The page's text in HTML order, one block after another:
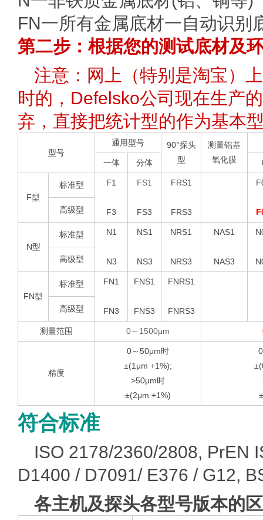
FN一所有金属底材一自动识别
第二步：根据您的测试底材及
注意：网上（特别是淘宝）
时的，Defelsko公司现在生产
弃，直接把统计型的作为基本
型号
通用型号
90°探头
型
测量铝基
氧化膜
一体 分体
F型
标准型 F1
F3
FS1
FS3
FRS1
FRS3
高级型
N型
标准型 N1
N3
NS1
NS3
NRS1
NRS3
NAS1
NAS3
高级型
FN型
标准型 FN1
FN3
FNS1
FNS3
FNRS1
FNRS3
高级型
测量范围 0～1500μm
精度
0～50μm时
±(1μm +1%);
>50μm时
±(2μm +1%)
符合标准
ISO 2178/2360/2808, PrEN
D1400 / D7091/ E376 / G12,
各主机及探头各型号版本的